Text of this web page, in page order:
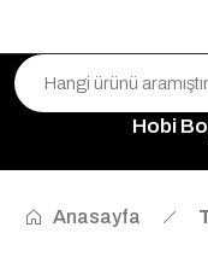
Hobi
Anasayfa